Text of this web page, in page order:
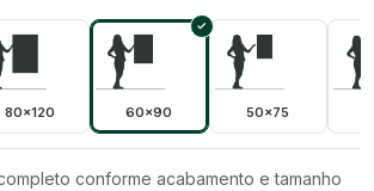
80x120 60x90 50x75
conforme acabamento e tamanho